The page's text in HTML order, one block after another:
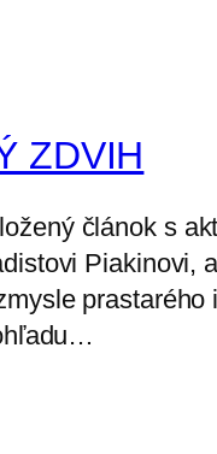
ZDVIH
článok s
Piakinovi,